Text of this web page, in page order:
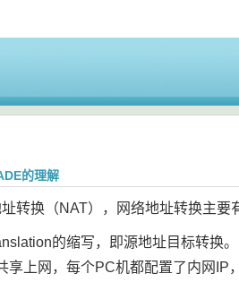
的理解
转换（NAT），网络地址转换主要
的缩写，即源地址目标转换。
享上网，每个PC机都配置了内网